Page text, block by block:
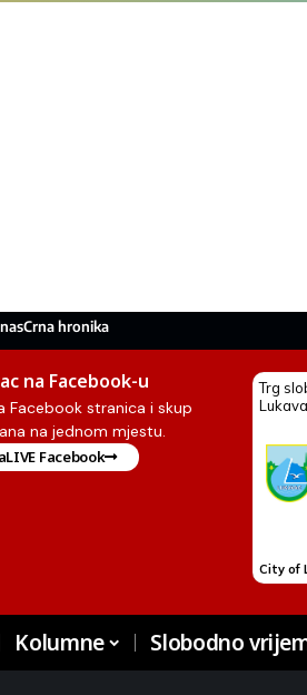
Crna hronika
na Facebook-u
Facebook stranica i skup
na jednom mjestu.
Facebook
Kolumne Slobodno